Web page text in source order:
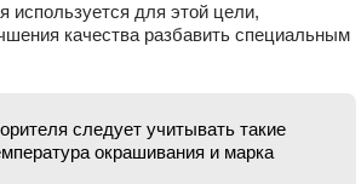
используется для этой цели,
качества разбавить специальным
следует учитывать такие
окрашивания и марка